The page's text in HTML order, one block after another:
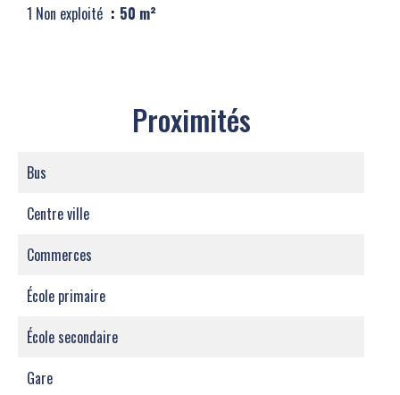
1 Non exploité 50 m²
Proximités
Bus
Centre ville
Commerces
École primaire
École secondaire
Gare